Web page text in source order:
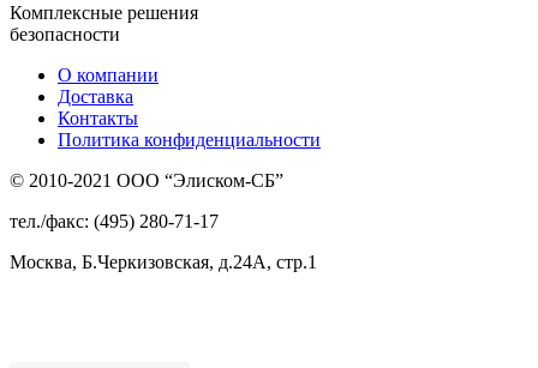
Комплексные решения
безопасности
О компании
Доставка
Контакты
Политика конфиденциальности
© 2010-2021 ООО “Элиском-СБ”
тел./факс: (495) 280-71-17
Москва, Б.Черкизовская, д.24А, стр.1